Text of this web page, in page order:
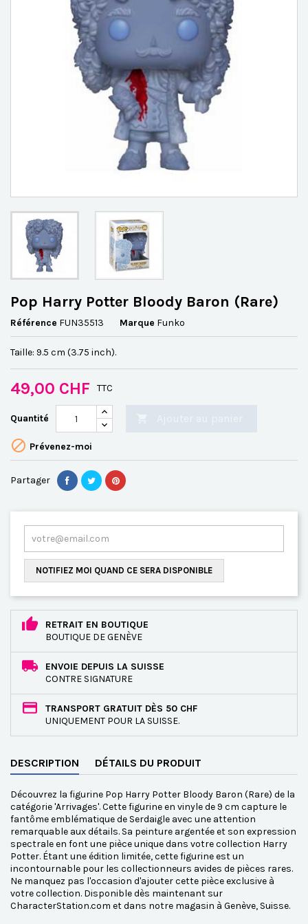
Pop Harry Potter Bloody Baron (Rare)
Référence FUN35513 Marque Funko
Taille: 9.5 cm (3.75 inch).
49,00 CHF TTC
Quantité
 Prévenez-moi
Partager
NOTIFIEZ MOI QUAND CE SERA DISPONIBLE
RETRAIT EN BOUTIQUE
BOUTIQUE DE GENÈVE
ENVOIE DEPUIS LA SUISSE
CONTRE SIGNATURE
TRANSPORT GRATUIT DÈS 50 CHF
UNIQUEMENT POUR LA SUISSE.
DESCRIPTION DÉTAILS DU PRODUIT
Découvrez la figurine Pop Harry Potter Bloody Baron (Rare) de la
catégorie 'Arrivages'. Cette figurine en vinyle de 9 cm capture le
fantôme emblématique de Serdaigle avec une attention
remarquable aux détails. Sa peinture argentée et son expression
spectrale en font une pièce unique dans votre collection Harry
Potter. Étant une édition limitée, cette figurine est un
incontournable pour les collectionneurs avides de pièces rares.
Ne manquez pas l'occasion d'ajouter cette pièce exclusive à
votre collection. Disponible dès maintenant sur
CharacterStation.com et dans notre magasin à Genève, Suisse.